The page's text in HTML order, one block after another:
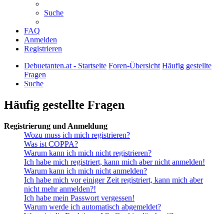
Suche
FAQ
Anmelden
Registrieren
Debuetanten.at - Startseite Foren-Übersicht Häufig gestellte
Fragen
Suche
Häufig gestellte Fragen
Registrierung und Anmeldung
Wozu muss ich mich registrieren?
Was ist COPPA?
Warum kann ich mich nicht registrieren?
Ich habe mich registriert, kann mich aber nicht anmelden!
Warum kann ich mich nicht anmelden?
Ich habe mich vor einiger Zeit registriert, kann mich aber
nicht mehr anmelden?!
Ich habe mein Passwort vergessen!
Warum werde ich automatisch abgemeldet?